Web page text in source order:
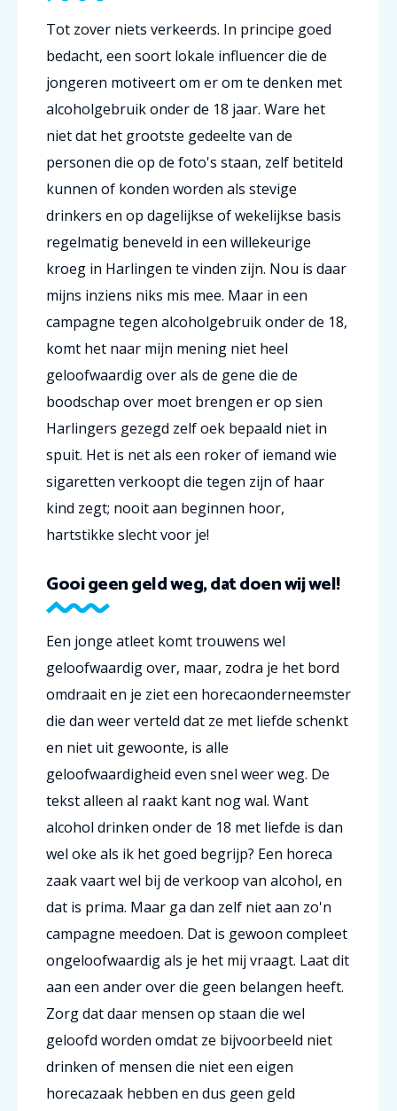
Tot zover niets verkeerds. In principe goed
bedacht, een soort lokale influencer die de
jongeren motiveert om er om te denken met
alcoholgebruik onder de 18 jaar. Ware het
niet dat het grootste gedeelte van de
personen die op de foto's staan, zelf betiteld
kunnen of konden worden als stevige
drinkers en op dagelijkse of wekelijkse basis
regelmatig beneveld in een willekeurige
kroeg in Harlingen te vinden zijn. Nou is daar
mijns inziens niks mis mee. Maar in een
campagne tegen alcoholgebruik onder de 18,
komt het naar mijn mening niet heel
geloofwaardig over als de gene die de
boodschap over moet brengen er op sien
Harlingers gezegd zelf oek bepaald niet in
spuit. Het is net als een roker of iemand wie
sigaretten verkoopt die tegen zijn of haar
kind zegt; nooit aan beginnen hoor,
hartstikke slecht voor je!
Gooi geen geld weg, dat doen wij wel!
Een jonge atleet komt trouwens wel
geloofwaardig over, maar, zodra je het bord
omdraait en je ziet een horecaonderneemster
die dan weer verteld dat ze met liefde schenkt
en niet uit gewoonte, is alle
geloofwaardigheid even snel weer weg. De
tekst alleen al raakt kant nog wal. Want
alcohol drinken onder de 18 met liefde is dan
wel oke als ik het goed begrijp? Een horeca
zaak vaart wel bij de verkoop van alcohol, en
dat is prima. Maar ga dan zelf niet aan zo'n
campagne meedoen. Dat is gewoon compleet
ongeloofwaardig als je het mij vraagt. Laat dit
aan een ander over die geen belangen heeft.
Zorg dat daar mensen op staan die wel
geloofd worden omdat ze bijvoorbeeld niet
drinken of mensen die niet een eigen
horecazaak hebben en dus geen geld